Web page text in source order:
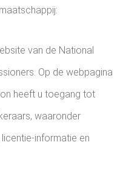
van de National
Op de webpagina
heeft u toegang tot
waaronder
informatie en